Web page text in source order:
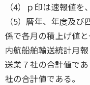
（4）ｐ印は速報値を
（5）暦年、年度及
係で各月の積上げ値と
内航船舶輸送統計月
送業７社の合計値で
社の合計値である。